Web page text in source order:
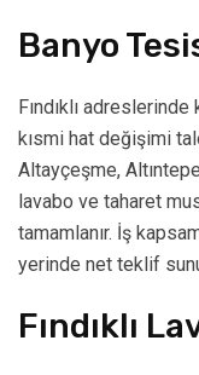
Banyo
Fındıklı
kısmi hat değişimi
Altayçeşme,
lavabo ve taharet
tamamlanır. İş
yerinde net teklif
Fındıklı